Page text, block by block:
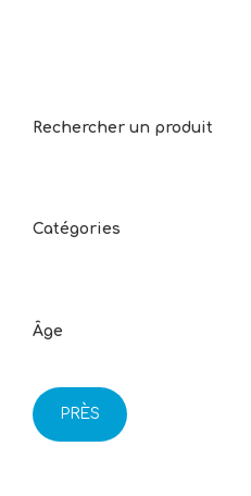
Rechercher un produit
Catégories
Âge
PRÈS